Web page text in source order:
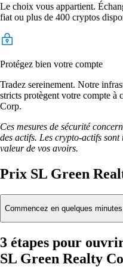
Le choix vous appartient.
fiat ou plus de 400 cryptos
Protégez bien votre compte
Tradez sereinement. Notre
stricts protègent votre compte à
Corp.
Ces mesures de sécurité
des actifs. Les crypto-actifs
valeur de vos avoirs.
Prix SL Green
Commencez en quelques minutes
3 étapes pour
SL Green Realty